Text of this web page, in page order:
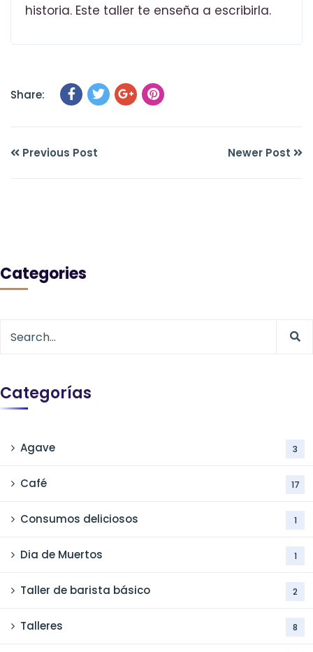
historia. Este taller te enseña a escribirla.
Share:
Previous Post Newer Post
Categories
Categorías
Agave 3
Café 17
Consumos deliciosos 1
Dia de Muertos 1
Taller de barista básico 2
Talleres 8